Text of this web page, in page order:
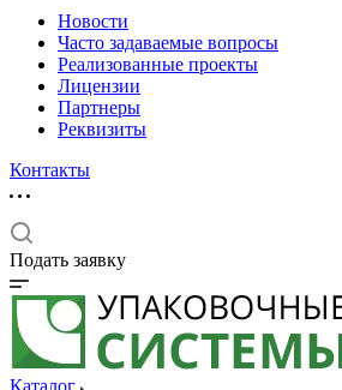
Новости
Часто задаваемые вопросы
Реализованные проекты
Лицензии
Партнеры
Реквизиты
Контакты
Подать заявку
Каталог